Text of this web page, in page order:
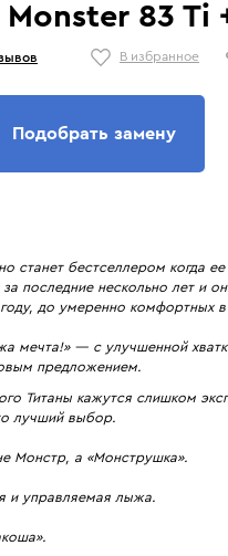
Lenz
Head e Titan + Atomic
83 Ti
В избранное
Подобрать замену
станет бестселлером когда
последние нескольно лет и
до умеренно комфортных
мечта!» — с улучшенной
предложением.
Титаны кажутся слишком
лучший выбор.
Монстр, а «Монструшка».
и управляемая лыжа.